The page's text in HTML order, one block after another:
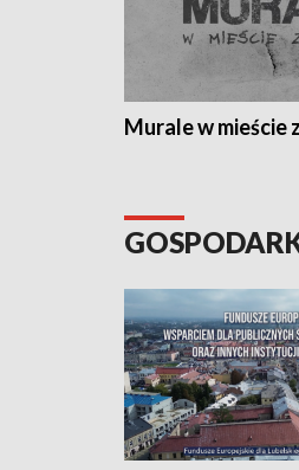
Murale w mieście